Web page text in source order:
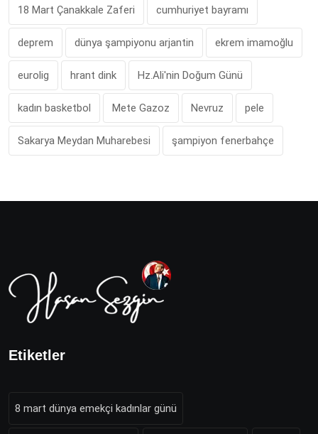
18 Mart Çanakkale Zaferi cumhuriyet bayramı
deprem dünya şampiyonu arjantin ekrem imamoğlu
eurolig hrant dink Hz.Ali'nin Doğum Günü
kadın basketbol Mete Gazoz Nevruz pele
Sakarya Meydan Muharebesi şampiyon fenerbahçe
Etiketler
8 mart dünya emekçi kadınlar günü